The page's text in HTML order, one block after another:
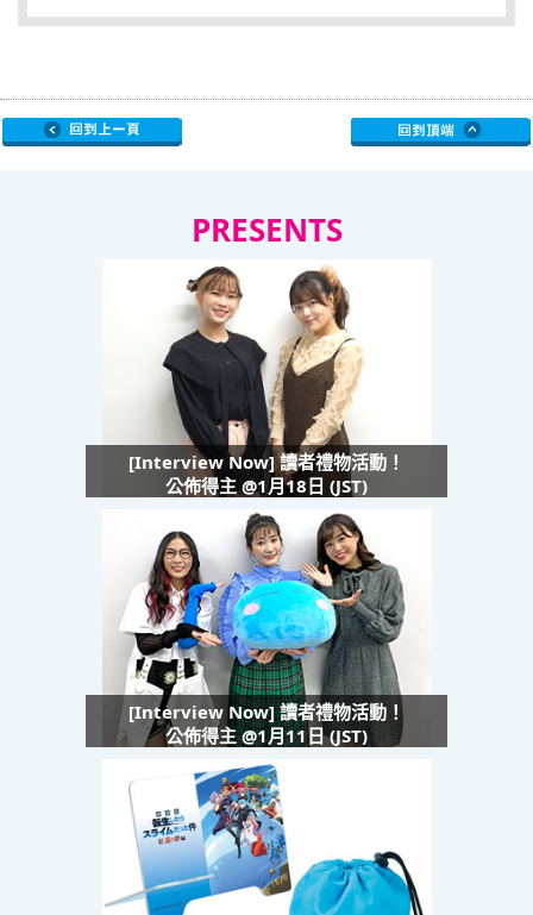
PRESENTS
[Interview Now] 讀者禮物活動！
公佈得主 @1月18日 (JST)
[Interview Now] 讀者禮物活動！
公佈得主 @1月11日 (JST)